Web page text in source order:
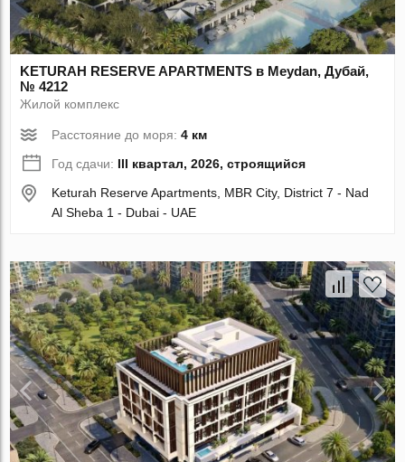
KETURAH RESERVE APARTMENTS в Meydan, Дубай,
№ 4212
Жилой комплекс
Расстояние до моря:4 км
Год сдачи: III квартал, 2026, строящийся
Keturah Reserve Apartments, MBR City, District 7 - Nad
Al Sheba 1 - Dubai - UAE